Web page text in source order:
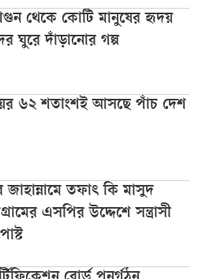
থেকে কোটি মানুষের হৃদয়
ঘুরে দাঁড়ানোর গল্প
৬২ শতাংশই আসছে পাঁচ দেশ
তফাৎ কি মাসুদ
এসপির উদ্দেশে সন্ত্রাসী